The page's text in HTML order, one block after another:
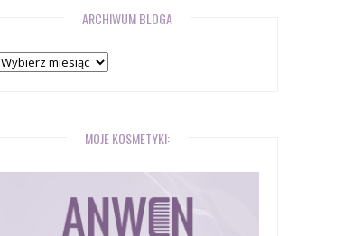
ARCHIWUM BLOGA
Archiwum
MOJE KOSMETYKI: